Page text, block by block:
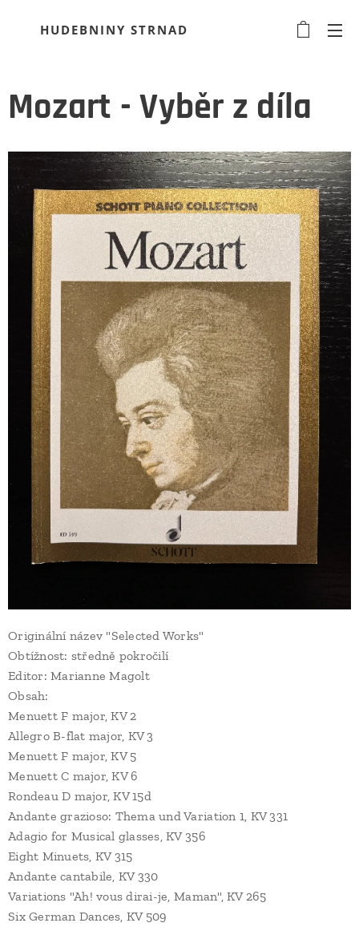
HUDEBNINY STRNAD
Mozart - Vyběr z díla
Originální název "Selected Works"
Obtížnost: středně pokročilí
Editor: Marianne Magolt
Obsah:
Menuett F major, KV 2
Allegro B-flat major, KV 3
Menuett F major, KV 5
Menuett C major, KV 6
Rondeau D major, KV 15d
Andante grazioso: Thema und Variation 1, KV 331
Adagio for Musical glasses, KV 356
Eight Minuets, KV 315
Andante cantabile, KV 330
Variations "Ah! vous dirai-je, Maman", KV 265
Six German Dances, KV 509